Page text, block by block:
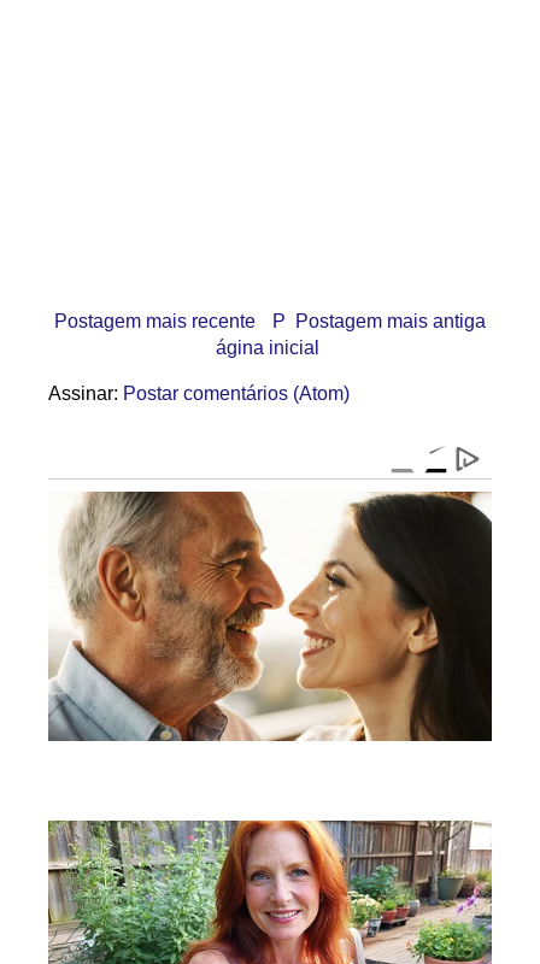
Postagem mais recente Postagem mais antiga
P
ágina inicial
Assinar: Postar comentários (Atom)